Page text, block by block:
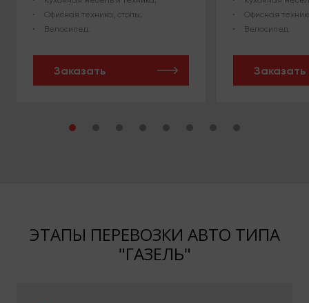
Офисная техника, столы;
Велосипед.
Заказать
Офисная
Велосипед.
Заказать
ЭТАПЫ ПЕРЕВОЗКИ АВТО ТИПА
"ГАЗЕЛЬ"